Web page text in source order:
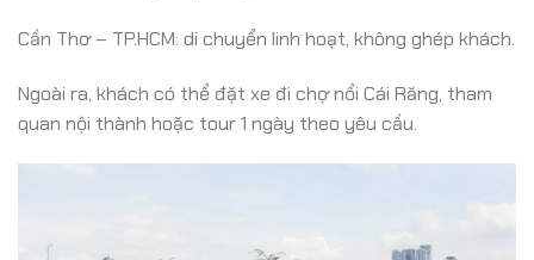
Cần Thơ – TP.HCM: di chuyển linh hoạt, không ghép khách.
Ngoài ra, khách có thể đặt xe đi chợ nổi Cái Răng, tham
quan nội thành hoặc tour 1 ngày theo yêu cầu.